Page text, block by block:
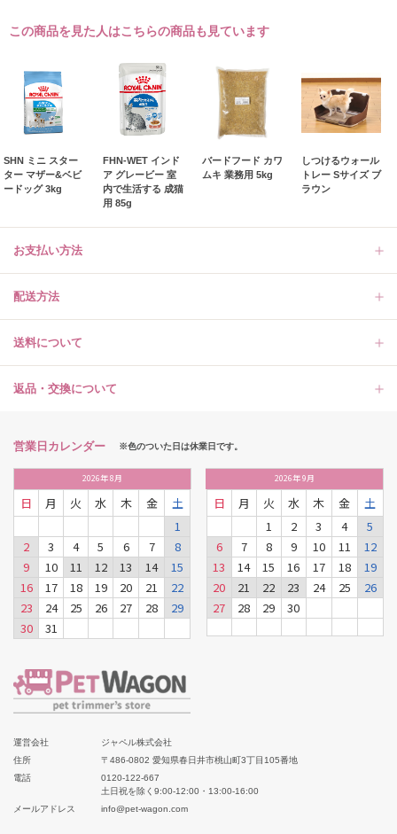
この商品を見た人はこちらの商品も見ています
SHN ミニ スター
ター マザー&ベビ
ードッグ 3kg
FHN-WET インド
ア グレービー 室
内で生活する 成猫
用 85g
バードフード カワ
ムキ 業務用 5kg
しつけるウォール
トレー Sサイズ ブ
ラウン
お支払い方法
配送方法
送料について
返品・交換について
営業日カレンダー ※色のついた日は休業日です。
2026年8月
日 月 火 水 木 金
土
1
2
3 4 5 6 7
8
9
10 11 12 13 14
15
16
17 18 19 20 21
22
23
24 25 26 27 28
29
30
31
2026年9月
日 月 火 水 木 金
土
1
2 3 4
5
6
7 8 9 10 11
12
13
14 15 16 17 18
19
20
21 22 23 24 25
26
27
28 29 30
運営会社
ジャペル株式会社
住所
〒486-0802 愛知県春日井市桃山町3丁目105番地
電話
0120-122-667
土日祝を除く9:00-12:00・13:00-16:00
メールアドレス
info@pet-wagon.com